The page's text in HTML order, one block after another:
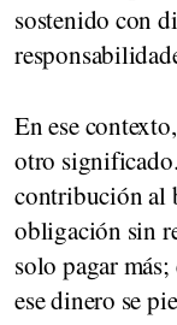
sostenido con
En ese
otro
contribución al
obligación sin
solo pagar
ese dinero se